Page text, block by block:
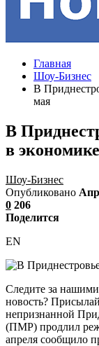
Главная
Шоу-Бизнес
В
мая
В
в
Шоу-Бизнес
Опубликовано
0 206
Поделится
EN
Следите за
новость?
непризнанной
(ПМР) продлил
апреля сообщило